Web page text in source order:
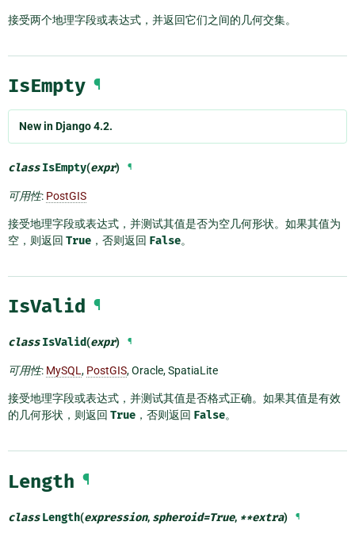
接受两个地理字段或表达式，并返回它们之间的几何交集。
IsEmpty ¶
New in Django 4.2.
class IsEmpty(expr) ¶
可用性: PostGIS
接受地理字段或表达式，并测试其值是否为空几何形状。如果其值为
空，则返回 True ，否则返回 False。
IsValid ¶
class IsValid(expr) ¶
可用性: MySQL , PostGIS, Oracle, SpatiaLite
接受地理字段或表达式，并测试其值是否格式正确。如果其值是有效
的几何形状，则返回 True ，否则返回 False。
Length ¶
class Length(expression, spheroid=True, **extra) ¶